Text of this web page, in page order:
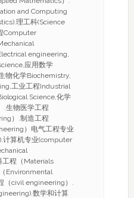
and Computing
理工科(Science
Computer
engineering,
应用数学
物化学Biochemistry,
工业工程Industrial
Science,化学
.生物医学工程
）.制造工程
）电气工程专业
计算机专业(computer
工程（Materials
Environmental
（civil engineering）.
数学和计算